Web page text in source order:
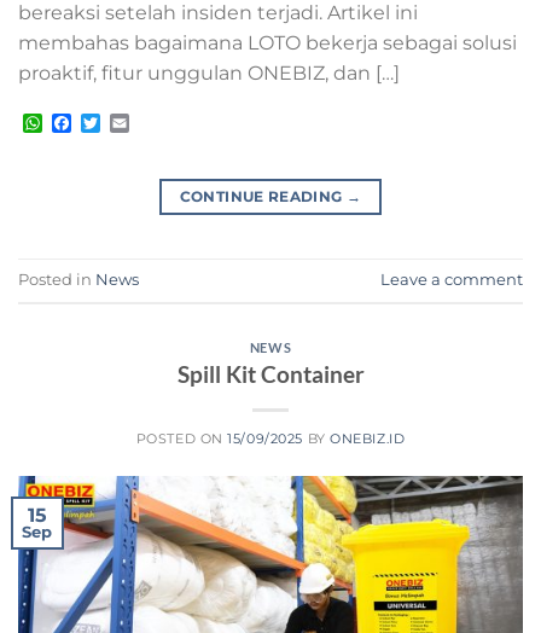
bereaksi setelah insiden terjadi. Artikel ini
membahas bagaimana LOTO bekerja sebagai solusi
proaktif, fitur unggulan ONEBIZ, dan […]
WhatsApp
Facebook
Twitter
CONTINUE READING →
Posted in News Leave a comment
NEWS
Spill Kit Container
POSTED ON15/09/2025 BYONEBIZ.ID
15
Sep